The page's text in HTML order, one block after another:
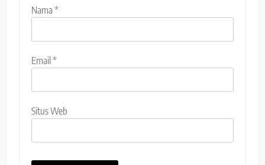
Nama*
Email *
Situs Web